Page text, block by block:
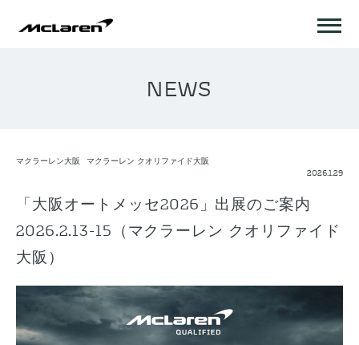
NEWS
マクラーレン大阪
マクラーレン クオリファイド大阪
2026.1.29
「大阪オートメッセ2026」出展のご案内
2026.2.13-15（マクラーレン クオリファイド
大阪）